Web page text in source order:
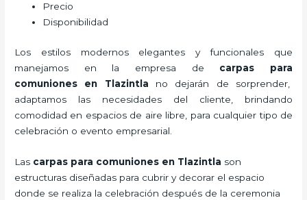
Precio
Disponibilidad
Los estilos modernos elegantes y funcionales que
manejamos en la empresa de carpas para
comuniones en Tlazintla no dejarán de sorprender,
adaptamos las necesidades del cliente, brindando
comodidad en espacios de aire libre, para cualquier tipo de
celebración o evento empresarial.
Las carpas para comuniones en Tlazintla son
estructuras diseñadas para cubrir y decorar el espacio
donde se realiza la celebración después de la ceremonia